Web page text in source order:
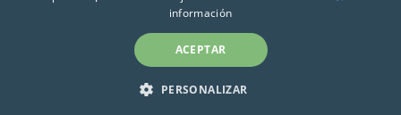
© Viajar por Vietnam 2026 | Todos los derechos reservados |
Política de Cookies|Política de privacidad
Contacto|Quiénes somos
información
ACEPTAR
PERSONALIZAR